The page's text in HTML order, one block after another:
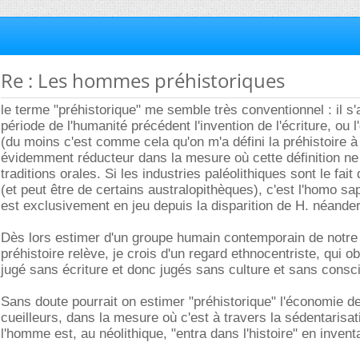
Re : Les hommes préhistoriques
le terme "préhistorique" me semble très conventionnel : il
période de l'humanité précédent l'invention de l'écriture, ou
(du moins c'est comme cela qu'on m'a défini la préhistoire
évidemment réducteur dans la mesure où cette définition
traditions orales. Si les industries paléolithiques sont le fait
(et peut être de certains australopithèques), c'est l'homo
est exclusivement en jeu depuis la disparition de H.
Dès lors estimer d'un groupe humain contemporain de
préhistoire relève, je crois d'un regard ethnocentriste, qui
jugé sans écriture et donc jugés sans culture et sans
Sans doute pourrait on estimer "préhistorique" l'économie
cueilleurs, dans la mesure où c'est à travers la
l'homme est, au néolithique, "entra dans l'histoire" en